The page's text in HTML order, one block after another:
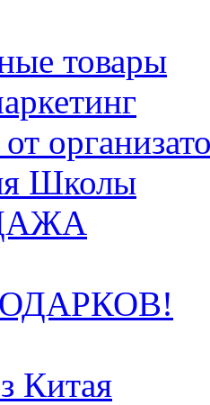
товары
Школы
Китая